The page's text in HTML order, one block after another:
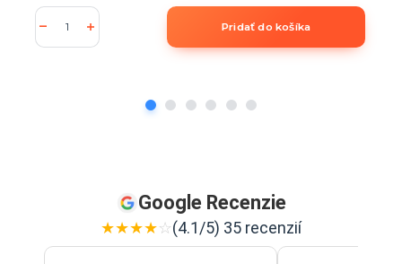
Pridať do košíka
Google Recenzie
★★★★☆(4.1/5) 35 recenzií